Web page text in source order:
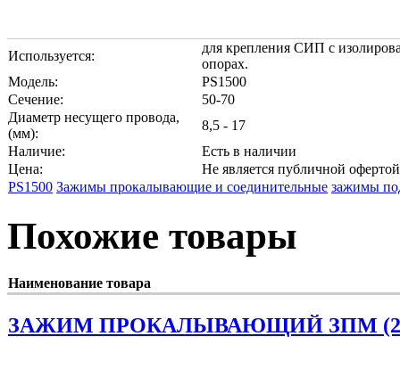
Используется:
для крепления СИП с
опорах.
Модель:
PS1500
Сечение:
50-70
Диаметр несущего провода,
(мм):
8,5 - 17
Наличие:
Есть в наличии
Цена:
Не является публичной офертой
PS1500 Зажимы прокалывающие и соединительные зажимы
Похожие товары
Наименование товара
ЗАЖИМ ПРОКАЛЫВАЮЩИЙ ЗПМ (25-